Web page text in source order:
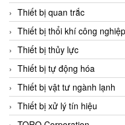
Codel
Cofimco
Coltraco
Comat Releco
Comax
COMETECH VietNam
Thiết bị quan trắc
Thiết bị thổi khí công
Thiết bị thủy lực
Thiết bị tự động hóa
Thiết bị vật tư ngành lạnh
Thiết bị xử lý tín hiệu